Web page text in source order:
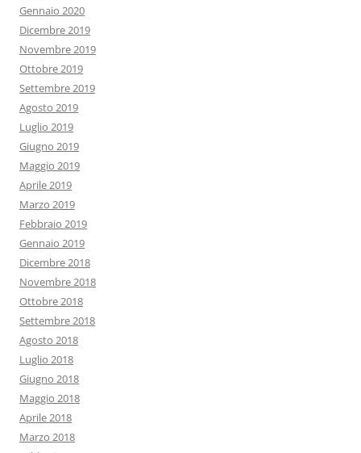
Gennaio 2020
Dicembre 2019
Novembre 2019
Ottobre 2019
Settembre 2019
Agosto 2019
Luglio 2019
Giugno 2019
Maggio 2019
Aprile 2019
Marzo 2019
Febbraio 2019
Gennaio 2019
Dicembre 2018
Novembre 2018
Ottobre 2018
Settembre 2018
Agosto 2018
Luglio 2018
Giugno 2018
Maggio 2018
Aprile 2018
Marzo 2018